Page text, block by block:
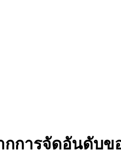
การจัดอันดับข